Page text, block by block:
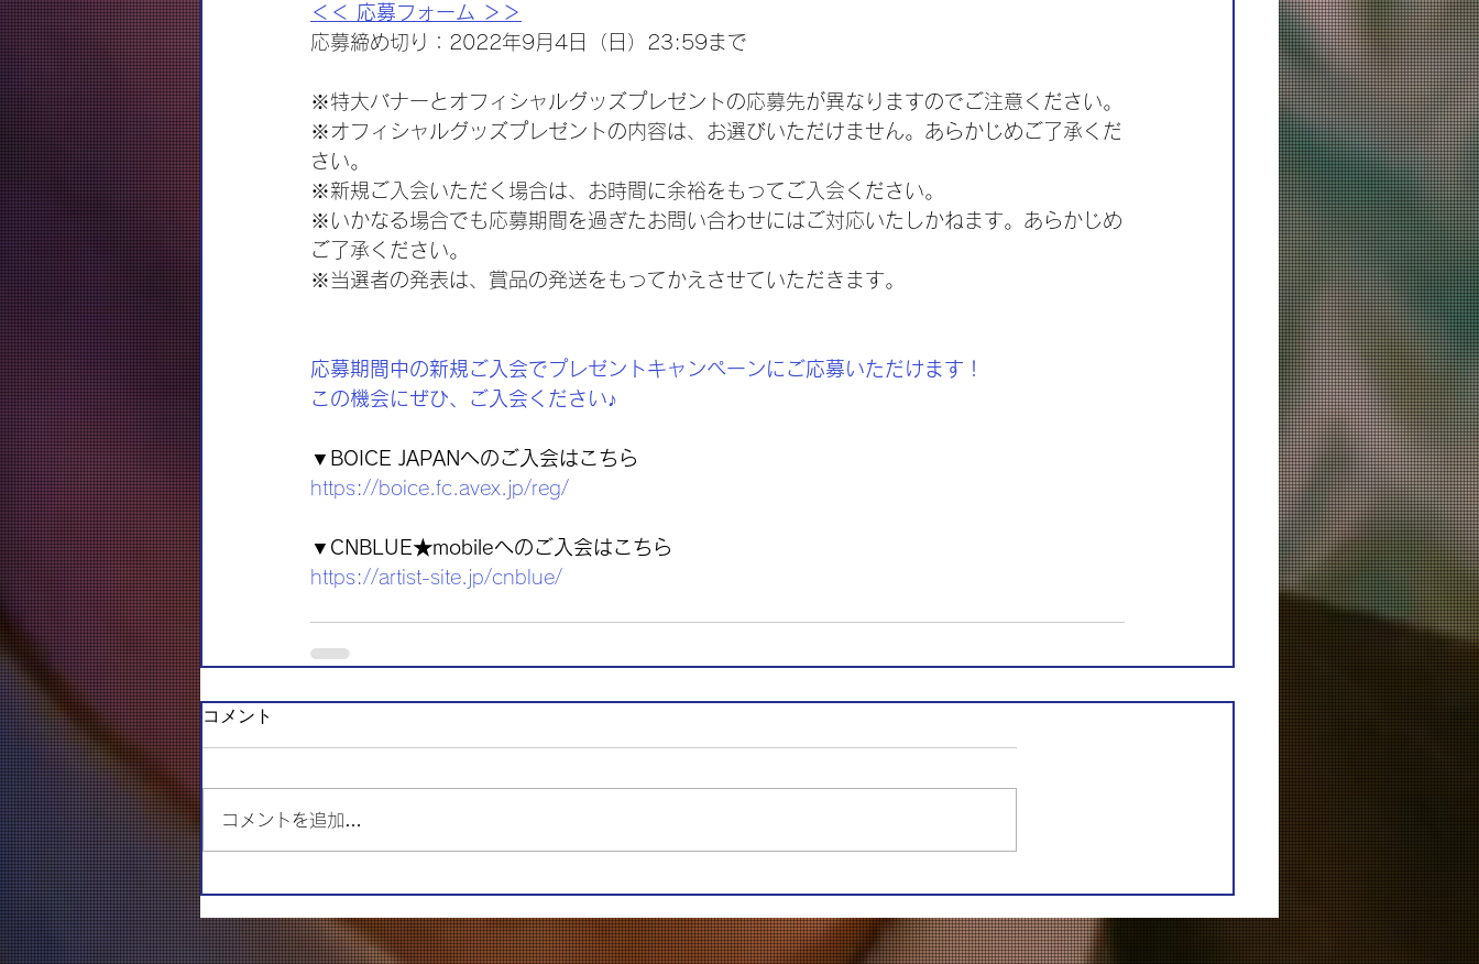
＜＜ 応募フォーム ＞＞
応募締め切り：2022年9月4日（日）23:59まで
※特大バナーとオフィシャルグッズプレゼントの応募先が異なりますのでご注意ください。
※オフィシャルグッズプレゼントの内容は、お選びいただけません。あらかじめご了承くだ
さい。
※新規ご入会いただく場合は、お時間に余裕をもってご入会ください。
※いかなる場合でも応募期間を過ぎたお問い合わせにはご対応いたしかねます。あらかじめ
ご了承ください。
※当選者の発表は、賞品の発送をもってかえさせていただきます。
応募期間中の新規ご入会でプレゼントキャンペーンにご応募いただけます！
この機会にぜひ、ご入会ください♪
▼BOICE JAPANへのご入会はこちら
https://boice.fc.avex.jp/reg/
▼CNBLUE★mobileへのご入会はこちら
https://artist-site.jp/cnblue/
コメント
コメントを追加…